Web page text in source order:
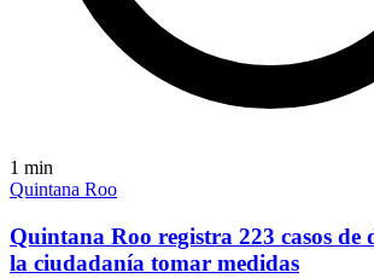
1 min
Quintana Roo
Quintana Roo registra 223 casos de
la ciudadanía tomar medidas